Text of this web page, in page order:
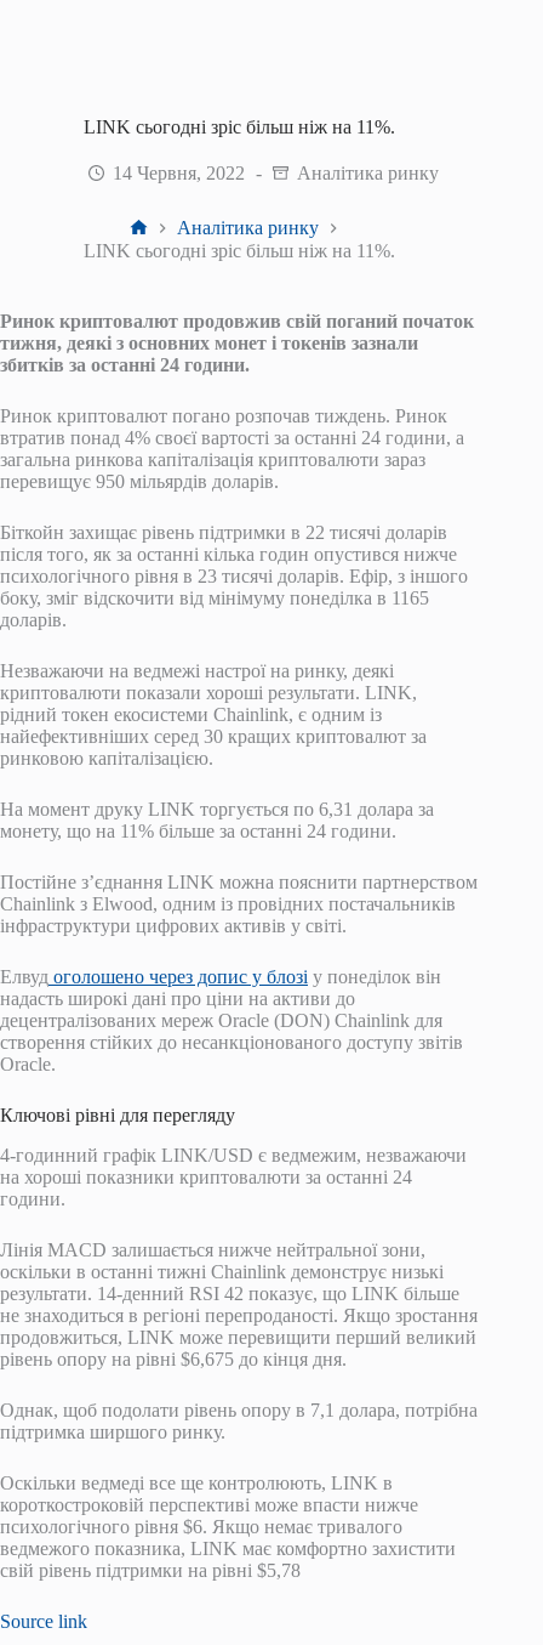
LINK сьогодні зріс більш ніж на 11%.
14 Червня, 2022 Аналітика ринку
Головна
Аналітика ринку
LINK сьогодні зріс більш ніж на 11%.
Ринок криптовалют продовжив свій поганий початок
тижня, деякі з основних монет і токенів зазнали
збитків за останні 24 години.
Ринок криптовалют погано розпочав тиждень. Ринок
втратив понад 4% своєї вартості за останні 24 години, а
загальна ринкова капіталізація криптовалюти зараз
перевищує 950 мільярдів доларів.
Біткойн захищає рівень підтримки в 22 тисячі доларів
після того, як за останні кілька годин опустився нижче
психологічного рівня в 23 тисячі доларів. Ефір, з іншого
боку, зміг відскочити від мінімуму понеділка в 1165
доларів.
Незважаючи на ведмежі настрої на ринку, деякі
криптовалюти показали хороші результати. LINK,
рідний токен екосистеми Chainlink, є одним із
найефективніших серед 30 кращих криптовалют за
ринковою капіталізацією.
На момент друку LINK торгується по 6,31 долара за
монету, що на 11% більше за останні 24 години.
Постійне з’єднання LINK можна пояснити партнерством
Chainlink з Elwood, одним із провідних постачальників
інфраструктури цифрових активів у світі.
Елвуд оголошено через допис у блозі у понеділок він
надасть широкі дані про ціни на активи до
децентралізованих мереж Oracle (DON) Chainlink для
створення стійких до несанкціонованого доступу звітів
Oracle.
Ключові рівні для перегляду
4-годинний графік LINK/USD є ведмежим, незважаючи
на хороші показники криптовалюти за останні 24
години.
Лінія MACD залишається нижче нейтральної зони,
оскільки в останні тижні Chainlink демонструє низькі
результати. 14-денний RSI 42 показує, що LINK більше
не знаходиться в регіоні перепроданості. Якщо зростання
продовжиться, LINK може перевищити перший великий
рівень опору на рівні $6,675 до кінця дня.
Однак, щоб подолати рівень опору в 7,1 долара, потрібна
підтримка ширшого ринку.
Оскільки ведмеді все ще контролюють, LINK в
короткостроковій перспективі може впасти нижче
психологічного рівня $6. Якщо немає тривалого
ведмежого показника, LINK має комфортно захистити
свій рівень підтримки на рівні $5,78
Source link